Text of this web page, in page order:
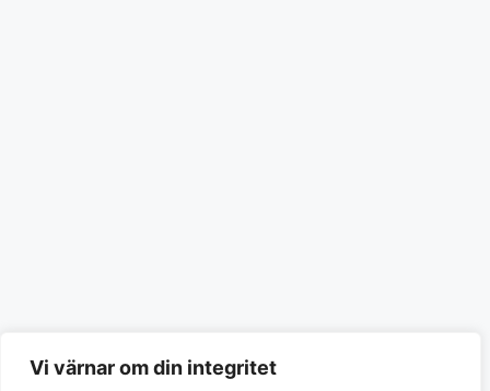
Vi värnar om din integritet